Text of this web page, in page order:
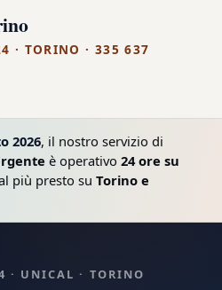
· TORINO · 335 637
2026, il nostro servizio di
è operativo 24 ore su
più presto su Torino e
· UNICAL · TORINO